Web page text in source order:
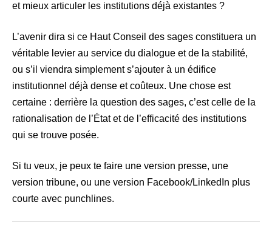
et mieux articuler les institutions déjà existantes ?
L’avenir dira si ce Haut Conseil des sages constituera un
véritable levier au service du dialogue et de la stabilité,
ou s’il viendra simplement s’ajouter à un édifice
institutionnel déjà dense et coûteux. Une chose est
certaine : derrière la question des sages, c’est celle de la
rationalisation de l’État et de l’efficacité des institutions
qui se trouve posée.
Si tu veux, je peux te faire une version presse, une
version tribune, ou une version Facebook/LinkedIn plus
courte avec punchlines.